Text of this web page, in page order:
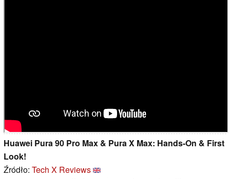
Huawei Pura 90 Pro Max & Pura X Max: Hands-On & First
Look!
Źródło: Tech X Reviews